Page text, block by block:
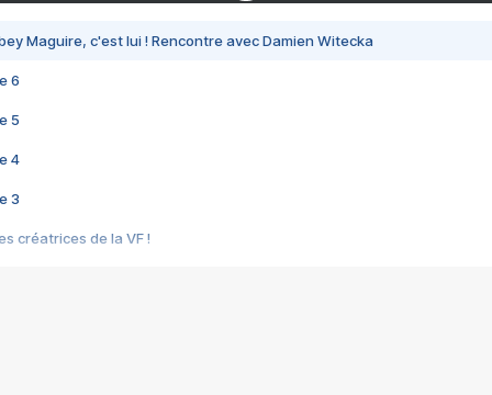
Maguire, c'est lui ! Rencontre avec Damien Witecka
6
5
4
3
créatrices de la VF !